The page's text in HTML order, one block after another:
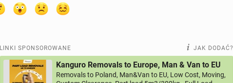
LINKI SPONSOROWANE JAK DODAĆ?
Kanguro Removals to Europe, Man & Van to EU
Removals to Poland, Man&Van to EU, Low Cost, Moving,